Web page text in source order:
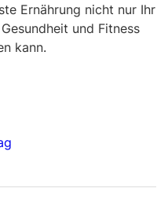
Ernährung nicht nur Ihr
und Fitness
kann.